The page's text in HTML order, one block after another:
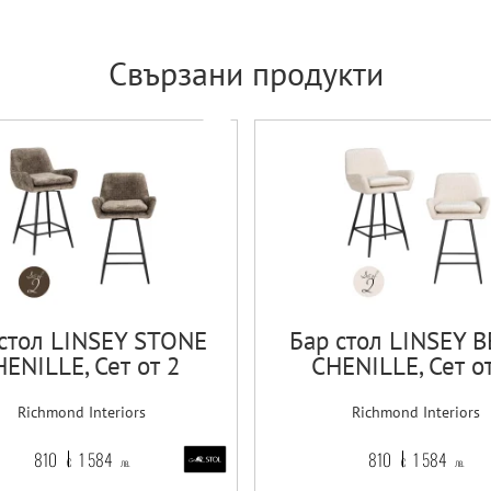
Свързани продукти
LINSEY STONE
Сет от 2
Richmond Interiors
810 € 1 584 лв.
Бар стол LINSEY
CHENILLE, Сет
Richmond Interiors
810 € 1 584 лв.